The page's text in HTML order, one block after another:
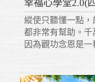
幸福心學堂2.0(
縱使只聽懂一點，
都非常有幫助。千
因為觀功念恩是